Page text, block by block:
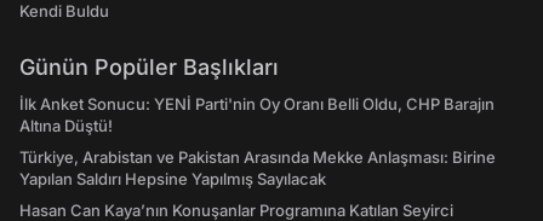
Kendi Buldu
Günün Popüler Başlıkları
İlk Anket Sonucu: YENİ Parti'nin Oy Oranı Belli Oldu, CHP Barajın
Altına Düştü!
Türkiye, Arabistan ve Pakistan Arasında Mekke Anlaşması: Birine
Yapılan Saldırı Hepsine Yapılmış Sayılacak
Hasan Can Kaya’nın Konuşanlar Programına Katılan Seyirci